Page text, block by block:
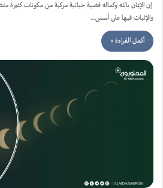
إن الإيمان بالله وكماله قضية حياتية مركبة من مكونات كثيرة
والإثبات فيها على أسس…
أكمل القراءة »